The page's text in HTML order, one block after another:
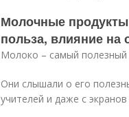
Молочные
польза, влияние на
Молоко – самый полезный
Они слышали о его
учителей и даже с